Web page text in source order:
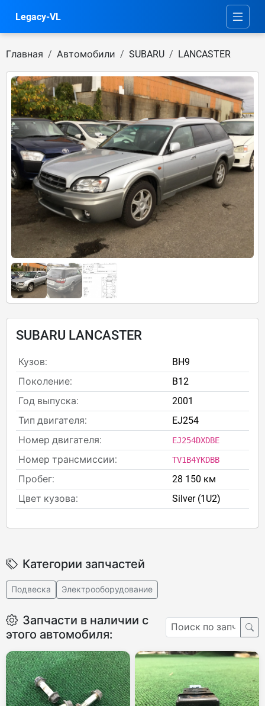
Legacy-VL
Главная Автомобили SUBARU LANCASTER
SUBARU LANCASTER
Кузов:
BH9
Поколение:
B12
Год выпуска:
2001
Тип двигателя:
EJ254
Номер двигателя:
EJ254DXDBE
Номер трансмиссии: TV1B4YKDBB
Пробег:
28 150 км
Цвет кузова:
Silver (1U2)
Категории запчастей
Подвеска Электрооборудование
Запчасти в наличии с
этого автомобиля: